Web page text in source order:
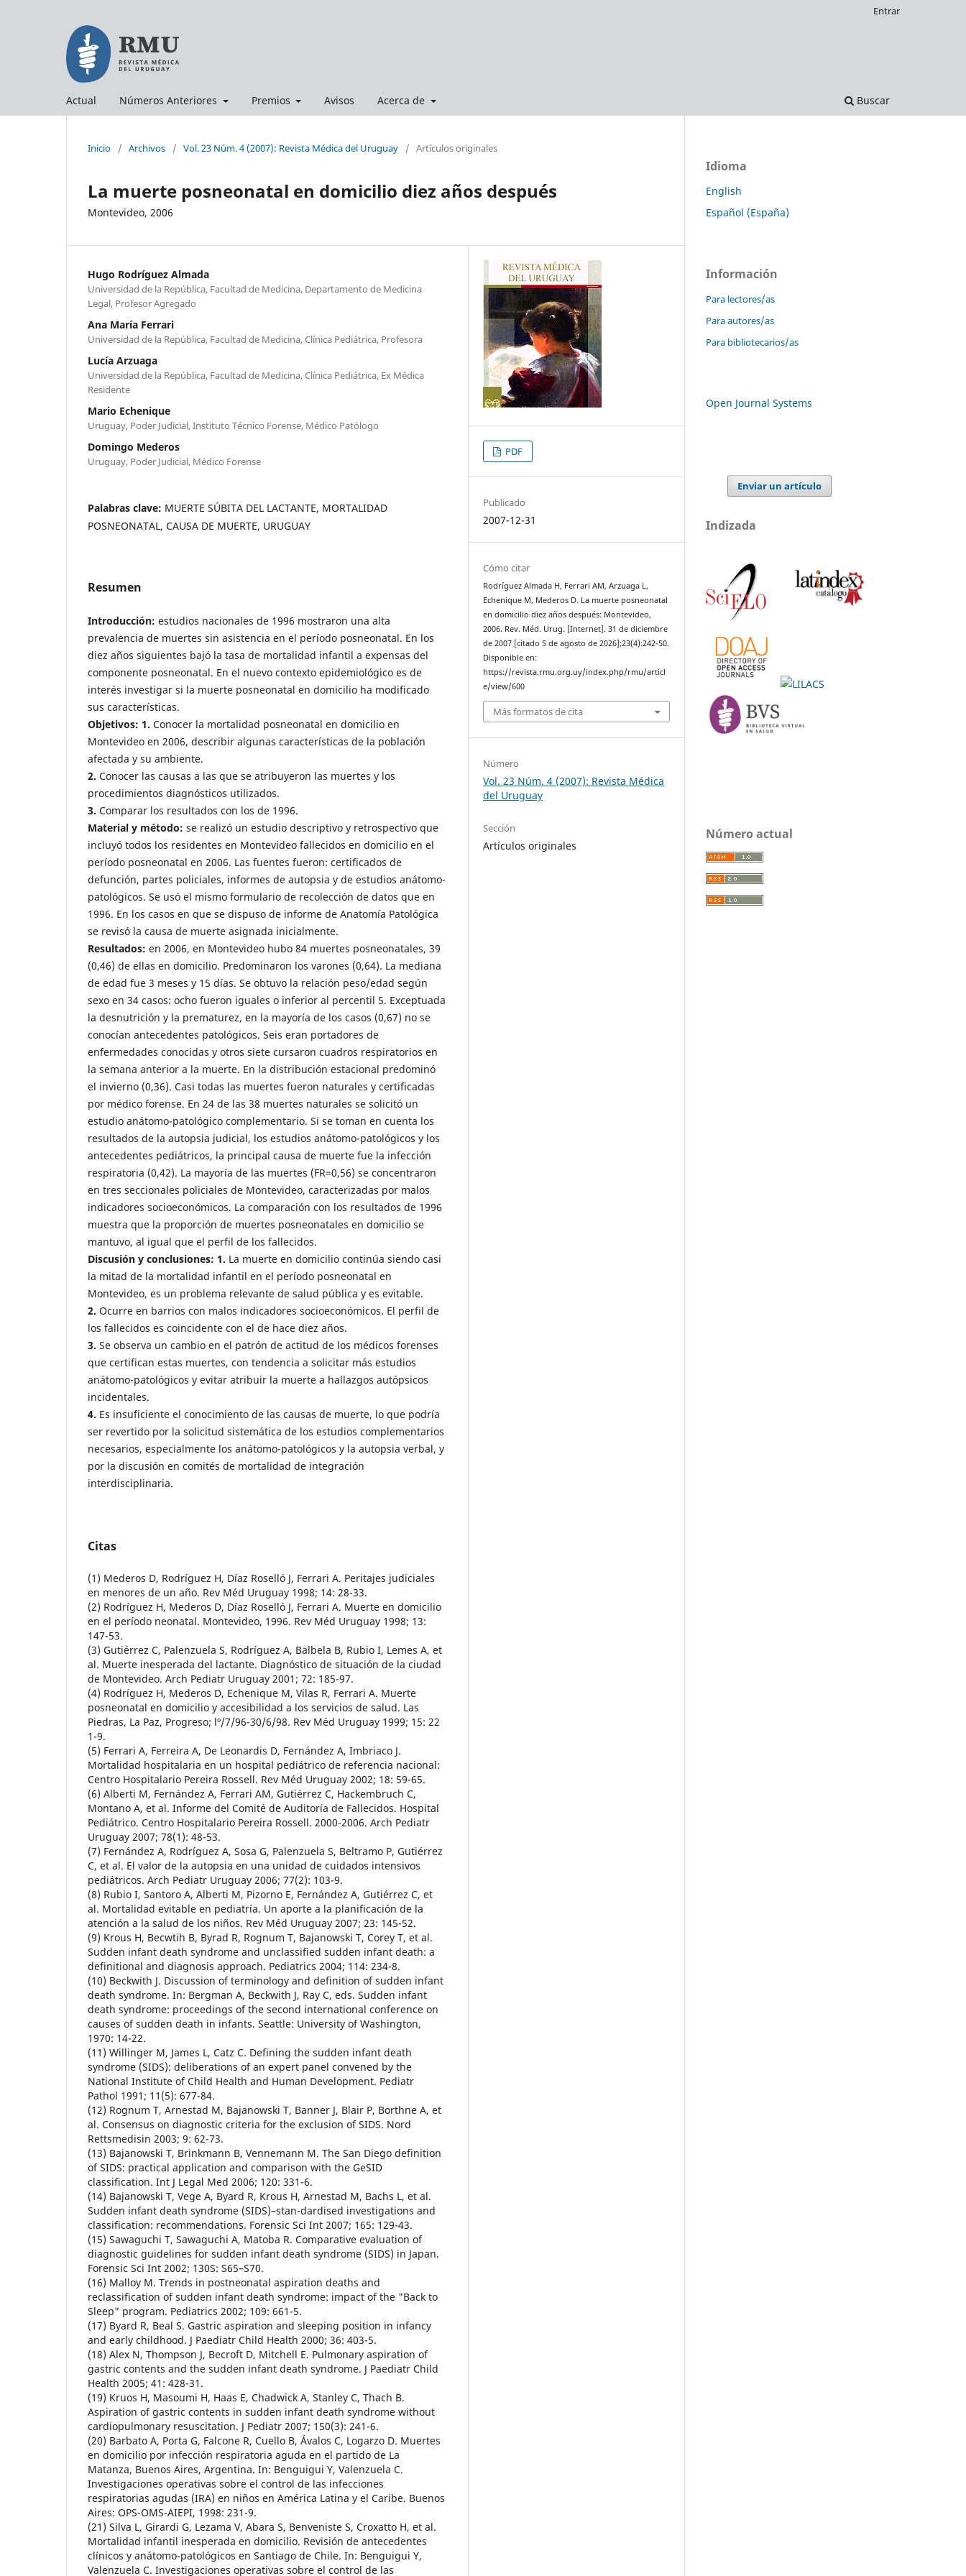
Actual Números Anteriores Premios Avisos Acerca de Buscar
Entrar
Inicio / Archivos / Vol. 23 Núm. 4 (2007): Revista Médica del Uruguay / Artículos originales
La muerte posneonatal en domicilio diez años después
Montevideo, 2006
Hugo Rodríguez Almada
Universidad de la República, Facultad de Medicina, Departamento de Medicina
Legal, Profesor Agregado
Ana María Ferrari
Universidad de la República, Facultad de Medicina, Clínica Pediátrica, Profesora
Lucía Arzuaga
Universidad de la República, Facultad de Medicina, Clínica Pediátrica, Ex Médica
Residente
Mario Echenique
Uruguay, Poder Judicial, Instituto Técnico Forense, Médico Patólogo
Domingo Mederos
Uruguay, Poder Judicial, Médico Forense
Palabras clave: MUERTE SÚBITA DEL LACTANTE, MORTALIDAD
POSNEONATAL, CAUSA DE MUERTE, URUGUAY
Resumen
Introducción: estudios nacionales de 1996 mostraron una alta
prevalencia de muertes sin asistencia en el período posneonatal. En los
diez años siguientes bajó la tasa de mortalidad infantil a expensas del
componente posneonatal. En el nuevo contexto epidemiológico es de
interés investigar si la muerte posneonatal en domicilio ha modificado
sus características.
Objetivos: 1. Conocer la mortalidad posneonatal en domicilio en
Montevideo en 2006, describir algunas características de la población
afectada y su ambiente.
2. Conocer las causas a las que se atribuyeron las muertes y los
procedimientos diagnósticos utilizados.
3. Comparar los resultados con los de 1996.
Material y método: se realizó un estudio descriptivo y retrospectivo que
incluyó todos los residentes en Montevideo fallecidos en domicilio en el
período posneonatal en 2006. Las fuentes fueron: certificados de
defunción, partes policiales, informes de autopsia y de estudios anátomo-
patológicos. Se usó el mismo formulario de recolección de datos que en
1996. En los casos en que se dispuso de informe de Anatomía Patológica
se revisó la causa de muerte asignada inicialmente.
Resultados: en 2006, en Montevideo hubo 84 muertes posneonatales, 39
(0,46) de ellas en domicilio. Predominaron los varones (0,64). La mediana
de edad fue 3 meses y 15 días. Se obtuvo la relación peso/edad según
sexo en 34 casos: ocho fueron iguales o inferior al percentil 5. Exceptuada
la desnutrición y la prematurez, en la mayoría de los casos (0,67) no se
conocían antecedentes patológicos. Seis eran portadores de
enfermedades conocidas y otros siete cursaron cuadros respiratorios en
la semana anterior a la muerte. En la distribución estacional predominó
el invierno (0,36). Casi todas las muertes fueron naturales y certificadas
por médico forense. En 24 de las 38 muertes naturales se solicitó un
estudio anátomo-patológico complementario. Si se toman en cuenta los
resultados de la autopsia judicial, los estudios anátomo-patológicos y los
antecedentes pediátricos, la principal causa de muerte fue la infección
respiratoria (0,42). La mayoría de las muertes (FR=0,56) se concentraron
en tres seccionales policiales de Montevideo, caracterizadas por malos
indicadores socioeconómicos. La comparación con los resultados de 1996
muestra que la proporción de muertes posneonatales en domicilio se
mantuvo, al igual que el perfil de los fallecidos.
Discusión y conclusiones: 1. La muerte en domicilio continúa siendo casi
la mitad de la mortalidad infantil en el período posneonatal en
Montevideo, es un problema relevante de salud pública y es evitable.
2. Ocurre en barrios con malos indicadores socioeconómicos. El perfil de
los fallecidos es coincidente con el de hace diez años.
3. Se observa un cambio en el patrón de actitud de los médicos forenses
que certifican estas muertes, con tendencia a solicitar más estudios
anátomo-patológicos y evitar atribuir la muerte a hallazgos autópsicos
incidentales.
4. Es insuficiente el conocimiento de las causas de muerte, lo que podría
ser revertido por la solicitud sistemática de los estudios complementarios
necesarios, especialmente los anátomo-patológicos y la autopsia verbal, y
por la discusión en comités de mortalidad de integración
interdisciplinaria.
Citas
(1) Mederos D, Rodríguez H, Díaz Roselló J, Ferrari A. Peritajes judiciales
en menores de un año. Rev Méd Uruguay 1998; 14: 28-33.
(2) Rodríguez H, Mederos D, Díaz Roselló J, Ferrari A. Muerte en domicilio
en el período neonatal. Montevideo, 1996. Rev Méd Uruguay 1998; 13:
147-53.
(3) Gutiérrez C, Palenzuela S, Rodríguez A, Balbela B, Rubio I, Lemes A, et
al. Muerte inesperada del lactante. Diagnóstico de situación de la ciudad
de Montevideo. Arch Pediatr Uruguay 2001; 72: 185-97.
(4) Rodríguez H, Mederos D, Echenique M, Vilas R, Ferrari A. Muerte
posneonatal en domicilio y accesibilidad a los servicios de salud. Las
Piedras, La Paz, Progreso; lº/7/96-30/6/98. Rev Méd Uruguay 1999; 15: 22
1-9.
(5) Ferrari A, Ferreira A, De Leonardis D, Fernández A, Imbriaco J.
Mortalidad hospitalaria en un hospital pediátrico de referencia nacional:
Centro Hospitalario Pereira Rossell. Rev Méd Uruguay 2002; 18: 59-65.
(6) Alberti M, Fernández A, Ferrari AM, Gutiérrez C, Hackembruch C,
Montano A, et al. Informe del Comité de Auditoría de Fallecidos. Hospital
Pediátrico. Centro Hospitalario Pereira Rossell. 2000-2006. Arch Pediatr
Uruguay 2007; 78(1): 48-53.
(7) Fernández A, Rodríguez A, Sosa G, Palenzuela S, Beltramo P, Gutiérrez
C, et al. El valor de la autopsia en una unidad de cuidados intensivos
pediátricos. Arch Pediatr Uruguay 2006; 77(2): 103-9.
(8) Rubio I, Santoro A, Alberti M, Pizorno E, Fernández A, Gutiérrez C, et
al. Mortalidad evitable en pediatría. Un aporte a la planificación de la
atención a la salud de los niños. Rev Méd Uruguay 2007; 23: 145-52.
(9) Krous H, Becwtih B, Byrad R, Rognum T, Bajanowski T, Corey T, et al.
Sudden infant death syndrome and unclassified sudden infant death: a
definitional and diagnosis approach. Pediatrics 2004; 114: 234-8.
(10) Beckwith J. Discussion of terminology and definition of sudden infant
death syndrome. In: Bergman A, Beckwith J, Ray C, eds. Sudden infant
death syndrome: proceedings of the second international conference on
causes of sudden death in infants. Seattle: University of Washington,
1970: 14-22.
(11) Willinger M, James L, Catz C. Defining the sudden infant death
syndrome (SIDS): deliberations of an expert panel convened by the
National Institute of Child Health and Human Development. Pediatr
Pathol 1991; 11(5): 677-84.
(12) Rognum T, Arnestad M, Bajanowski T, Banner J, Blair P, Borthne A, et
al. Consensus on diagnostic criteria for the exclusion of SIDS. Nord
Rettsmedisin 2003; 9: 62-73.
(13) Bajanowski T, Brinkmann B, Vennemann M. The San Diego definition
of SIDS: practical application and comparison with the GeSID
classification. Int J Legal Med 2006; 120: 331-6.
(14) Bajanowski T, Vege A, Byard R, Krous H, Arnestad M, Bachs L, et al.
Sudden infant death syndrome (SIDS)–stan-dardised investigations and
classification: recommendations. Forensic Sci Int 2007; 165: 129-43.
(15) Sawaguchi T, Sawaguchi A, Matoba R. Comparative evaluation of
diagnostic guidelines for sudden infant death syndrome (SIDS) in Japan.
Forensic Sci Int 2002; 130S: S65–S70.
(16) Malloy M. Trends in postneonatal aspiration deaths and
reclassification of sudden infant death syndrome: impact of the "Back to
Sleep" program. Pediatrics 2002; 109: 661-5.
(17) Byard R, Beal S. Gastric aspiration and sleeping position in infancy
and early childhood. J Paediatr Child Health 2000; 36: 403-5.
(18) Alex N, Thompson J, Becroft D, Mitchell E. Pulmonary aspiration of
gastric contents and the sudden infant death syndrome. J Paediatr Child
Health 2005; 41: 428-31.
(19) Kruos H, Masoumi H, Haas E, Chadwick A, Stanley C, Thach B.
Aspiration of gastric contents in sudden infant death syndrome without
cardiopulmonary resuscitation. J Pediatr 2007; 150(3): 241-6.
(20) Barbato A, Porta G, Falcone R, Cuello B, Ávalos C, Logarzo D. Muertes
en domicilio por infección respiratoria aguda en el partido de La
Matanza, Buenos Aires, Argentina. In: Benguigui Y, Valenzuela C.
Investigaciones operativas sobre el control de las infecciones
respiratorias agudas (IRA) en niños en América Latina y el Caribe. Buenos
Aires: OPS-OMS-AIEPI, 1998: 231-9.
(21) Silva L, Girardi G, Lezama V, Abara S, Benveniste S, Croxatto H, et al.
Mortalidad infantil inesperada en domicilio. Revisión de antecedentes
clínicos y anátomo-patológicos en Santiago de Chile. In: Benguigui Y,
Valenzuela C. Investigaciones operativas sobre el control de las
PDF
Publicado
2007-12-31
Cómo citar
Rodríguez Almada H, Ferrari AM, Arzuaga L,
Echenique M, Mederos D. La muerte posneonatal
en domicilio diez años después: Montevideo,
2006. Rev. Méd. Urug. [Internet]. 31 de diciembre
de 2007 [citado 5 de agosto de 2026];23(4):242-50.
Disponible en:
https://revista.rmu.org.uy/index.php/rmu/articl
e/view/600
Más formatos de cita
Número
Vol. 23 Núm. 4 (2007): Revista Médica
del Uruguay
Sección
Artículos originales
Idioma
English
Español (España)
Información
Para lectores/as
Para autores/as
Para bibliotecarios/as
Open Journal Systems
Enviar un artículo
Indizada
Número actual